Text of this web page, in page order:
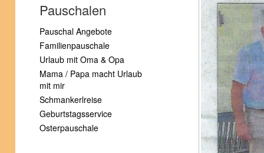
Pauschalen
Pauschal Angebote
Familienpauschale
Urlaub mit Oma & Opa
Mama / Papa macht Urlaub
mit mir
Schmankerlreise
Geburtstagsservice
Osterpauschale